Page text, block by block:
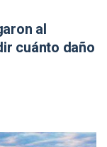
al
cuánto daño